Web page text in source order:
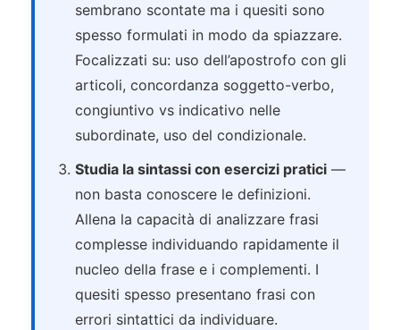
sembrano scontate ma i quesiti sono
spesso formulati in modo da spiazzare.
Focalizzati su: uso dell’apostrofo con gli
articoli, concordanza soggetto-verbo,
congiuntivo vs indicativo nelle
subordinate, uso del condizionale.
Studia la sintassi con esercizi pratici —
non basta conoscere le definizioni.
Allena la capacità di analizzare frasi
complesse individuando rapidamente il
nucleo della frase e i complementi. I
quesiti spesso presentano frasi con
errori sintattici da individuare.